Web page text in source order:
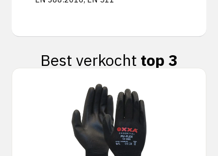
Best verkocht top 3